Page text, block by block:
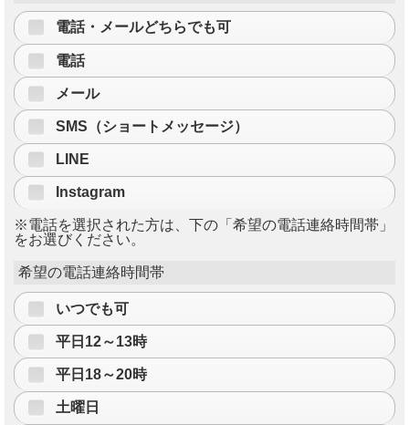
電話・メールどちらでも可
電話
メール
SMS（ショートメッセージ）
LINE
Instagram
※電話を選択された方は、下の「希望の電話連絡時間帯」
をお選びください。
希望の電話連絡時間帯
いつでも可
平日12～13時
平日18～20時
土曜日